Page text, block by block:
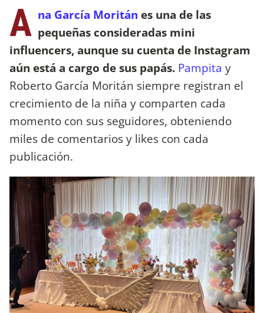
A na García Moritán es una de las
pequeñas consideradas mini
influencers, aunque su cuenta de Instagram
aún está a cargo de sus papás. Pampita y
Roberto García Moritán siempre registran el
crecimiento de la niña y comparten cada
momento con sus seguidores, obteniendo
miles de comentarios y likes con cada
publicación.